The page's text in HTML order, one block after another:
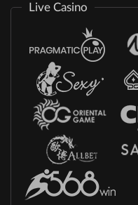
Live Casino